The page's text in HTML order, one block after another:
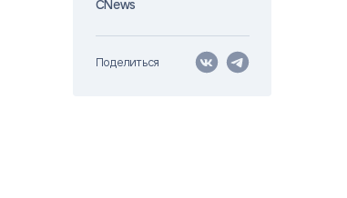
Цитрос
CNews
Поделиться